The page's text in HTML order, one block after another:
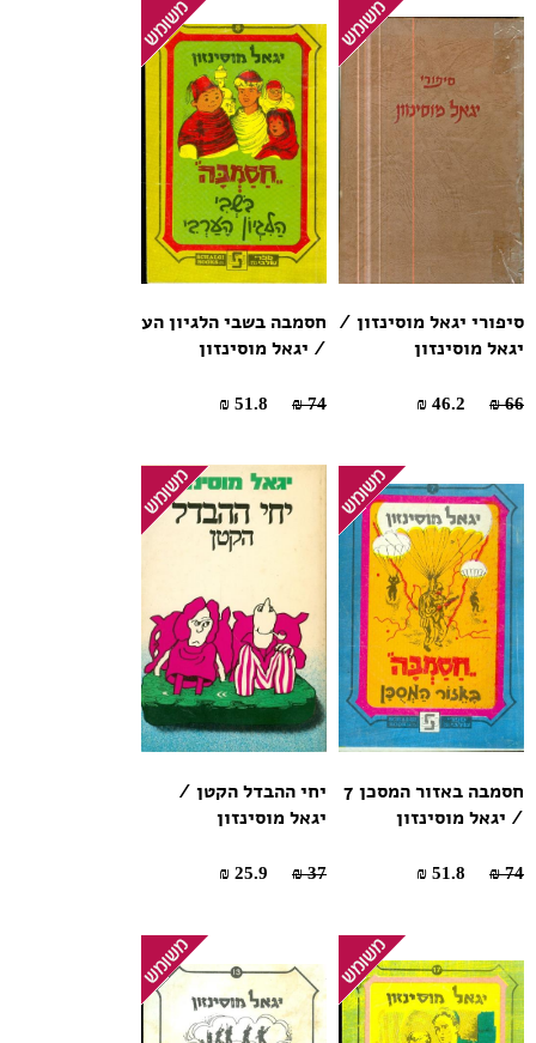
סיפורי יגאל מוסינזון /
יגאל מוסינזון
66 ₪
חסמבה בשבי הלגיון הע
/ יגאל מוסינזון
74 ₪
חסמבה באזור המסכן 7
/ יגאל מוסינזון
74 ₪
יחי ההבדל הקטן /
יגאל מוסינזון
37 ₪